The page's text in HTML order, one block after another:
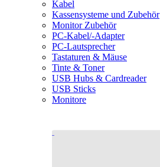
Kabel
Kassensysteme und Zubehör
Monitor Zubehör
PC-Kabel/-Adapter
PC-Lautsprecher
Tastaturen & Mäuse
Tinte & Toner
USB Hubs & Cardreader
USB Sticks
Monitore